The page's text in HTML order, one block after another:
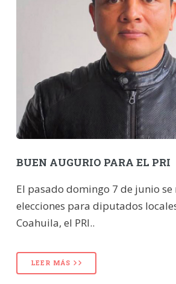
BUEN AUGURIO PARA EL PRI
El pasado domingo 7 de junio
elecciones para diputados
Coahuila, el PRI..
LEER MÁS